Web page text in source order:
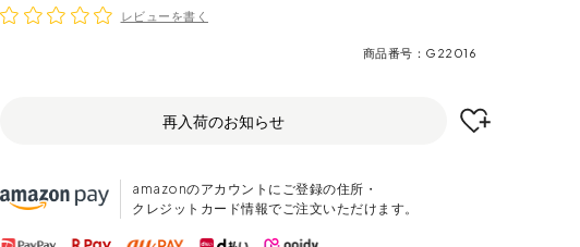
レビューを書く
商品番号 G22016
再入荷のお知らせ
amazonのアカウントにご登録の住所・
クレジットカード情報でご注文いただけます。